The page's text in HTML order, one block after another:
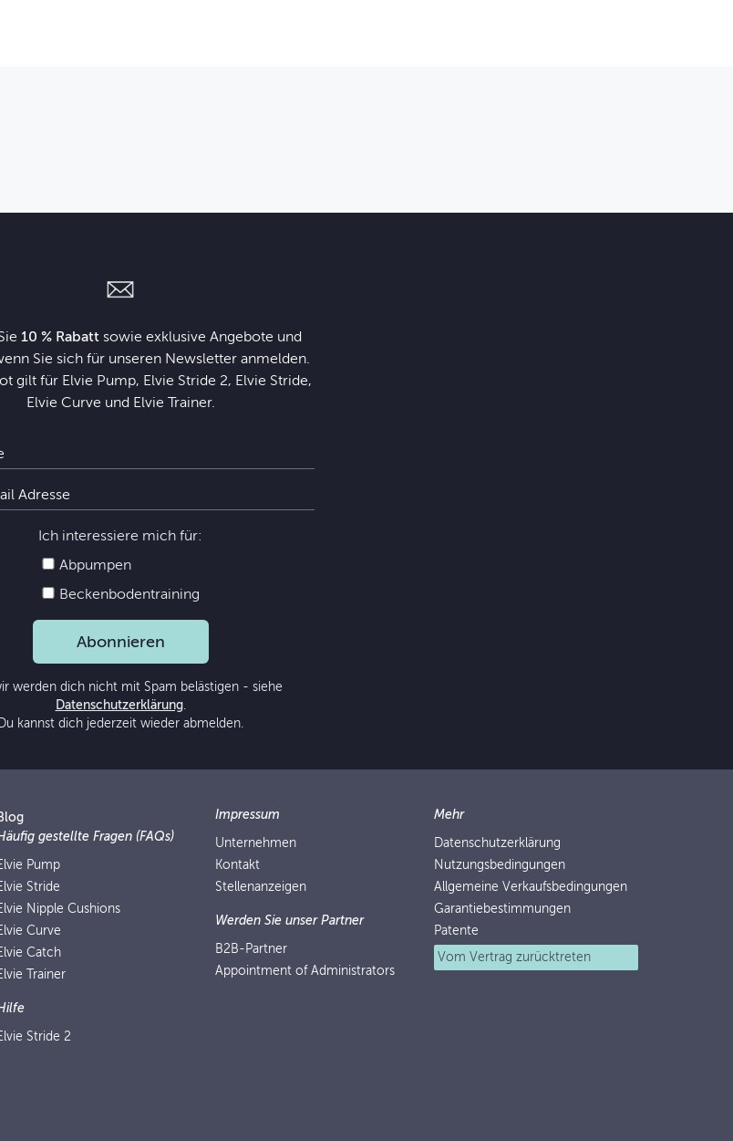
10 % Rabattsowie exklusive Angebote und
Sie sich für unseren Newsletter anmelden.
gilt für Elvie Pump, Elvie Stride 2, Elvie Stride,
Elvie Curve und Elvie Trainer.
Ich interessiere mich für:
Abpumpen
Beckenbodentraining
Abonnieren
werden dich nicht mit Spam belästigen - siehe
Datenschutzerklärung.
Du kannst dich jederzeit wieder abmelden.
gestellte Fragen (FAQs)
Pump
Stride
Nipple Cushions
Curve
Catch
Trainer
Stride 2
Impressum
Unternehmen
Kontakt
Stellenanzeigen
Werden Sie unser Partner
B2B-Partner
Appointment of Administrators
Mehr
Datenschutzerklärung
Nutzungsbedingungen
Allgemeine Verkaufsbedingungen
Garantiebestimmungen
Patente
Vom Vertrag zurücktreten